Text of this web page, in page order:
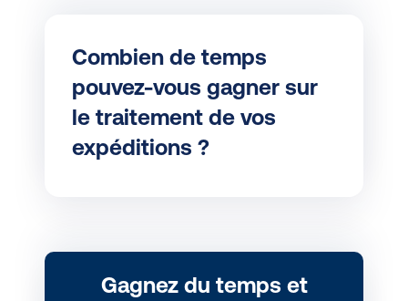
Combien de temps
pouvez-vous gagner sur
le traitement de vos
expéditions ?
Gagnez du temps et